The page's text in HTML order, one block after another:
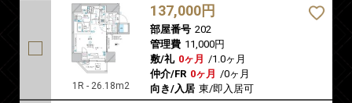
1R - 26.18m2
137,000円
部屋番号 202
管理費 11,000円
敷/礼 0ヶ月 /1.0ヶ月
仲介/FR 0ヶ月 /0ヶ月
向き/入居 東/即入居可